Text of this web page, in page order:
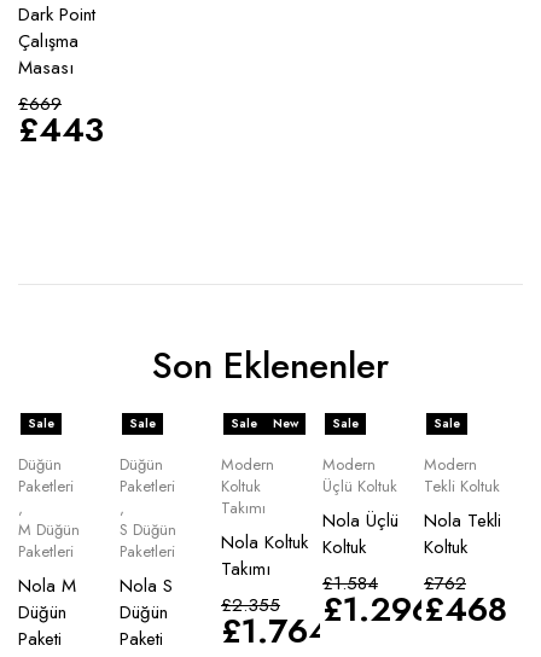
Dark Point
Çalışma
Masası
£669
£443
Son Eklenenler
Sale
Düğün
Paketleri
,
M Düğün
Paketleri
Nola M
Düğün
Paketi
Sale
Düğün
Paketleri
,
S Düğün
Paketleri
Nola S
Düğün
Paketi
Sale New
Modern
Koltuk
Takımı
Nola Koltuk
Takımı
£2.355
£1.764
Sale
Modern
Üçlü Koltuk
Nola Üçlü
Koltuk
£1.584
£1.296
Sale
Modern
Tekli Koltuk
Nola Tekli
Koltuk
£762
£468